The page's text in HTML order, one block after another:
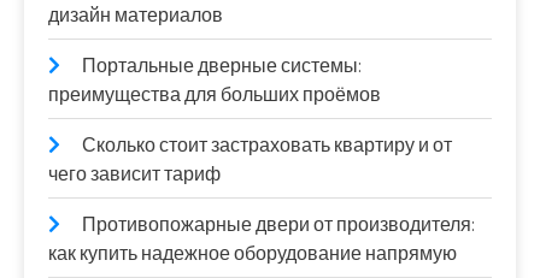
дизайн материалов
Портальные дверные системы:
преимущества для больших проёмов
Сколько стоит застраховать квартиру и от
чего зависит тариф
Противопожарные двери от производителя:
как купить надежное оборудование напрямую